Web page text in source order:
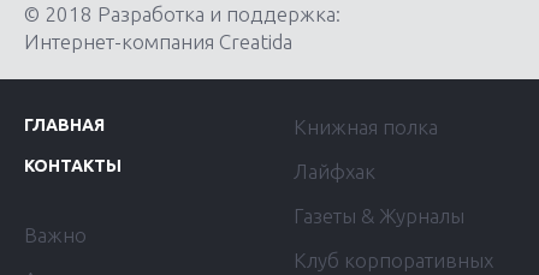
© 2018 Разработка и поддержка:
Интернет-компания Creatida
ГЛАВНАЯ
КОНТАКТЫ
Важно
Книжная полка
Лайфхак
Газеты & Журналы
Клуб корпоративных